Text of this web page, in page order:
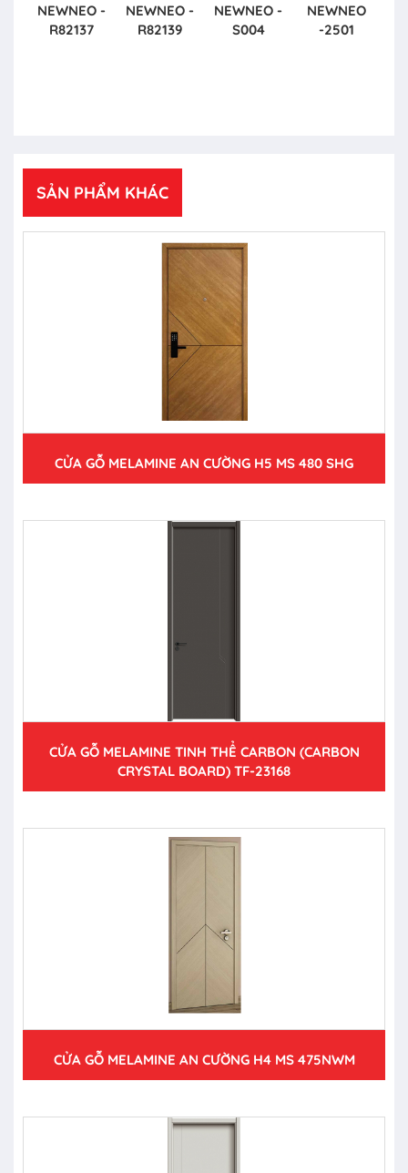
NEWNEO -
R82137
NEWNEO -
R82139
NEWNEO -
S004
NEWNEO
-2501
SẢN PHẨM KHÁC
CỬA GỖ MELAMINE AN CƯỜNG H5 MS 480 SHG
CỬA GỖ MELAMINE TINH THỂ CARBON (CARBON
CRYSTAL BOARD) TF-23168
CỬA GỖ MELAMINE AN CƯỜNG H4 MS 475NWM